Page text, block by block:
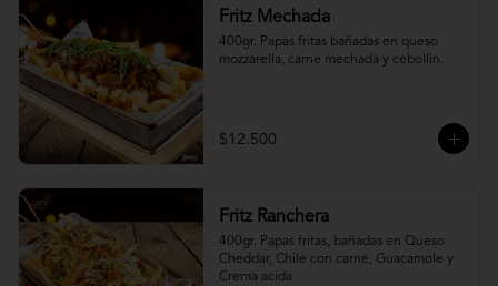
Fritz Mechada
400gr. Papas fritas bañadas en queso
mozzarella, carne mechada y cebollín.
$12.500
Fritz Ranchera
400gr. Papas fritas, bañadas en Queso
Cheddar, Chile con carne, Guacamole y
Crema acida